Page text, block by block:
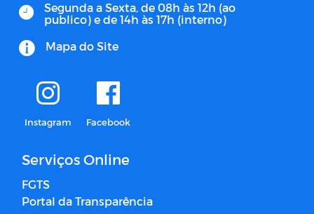
Segunda a Sexta, de 08h às 12h (ao
publico) e de 14h às 17h (interno)
Mapa do Site
Instagram Facebook
Serviços Online
FGTS
Portal da Transparência